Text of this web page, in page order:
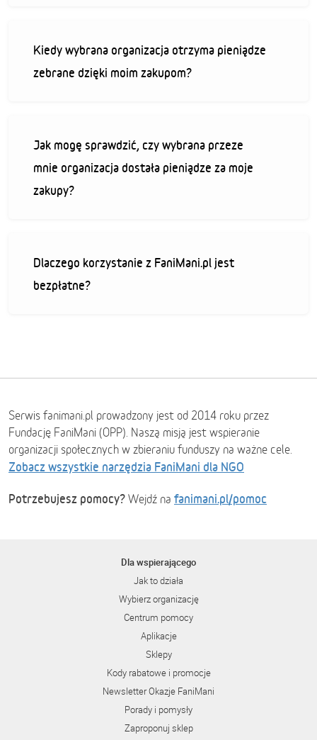
Kiedy wybrana organizacja otrzyma pieniądze
zebrane dzięki moim zakupom?
Jak mogę sprawdzić, czy wybrana przeze
mnie organizacja dostała pieniądze za moje
zakupy?
Dlaczego korzystanie z FaniMani.pl jest
bezpłatne?
Serwis fanimani.pl prowadzony jest od 2014 roku przez
Fundację FaniMani (OPP). Naszą misją jest wspieranie
organizacji społecznych w zbieraniu funduszy na ważne cele.
Zobacz wszystkie narzędzia FaniMani dla NGO
Potrzebujesz pomocy? Wejdź na fanimani.pl/pomoc
Dla wspierającego
Jak to działa
Wybierz organizację
Centrum pomocy
Aplikacje
Sklepy
Kody rabatowe i promocje
Newsletter Okazje FaniMani
Porady i pomysły
Zaproponuj sklep